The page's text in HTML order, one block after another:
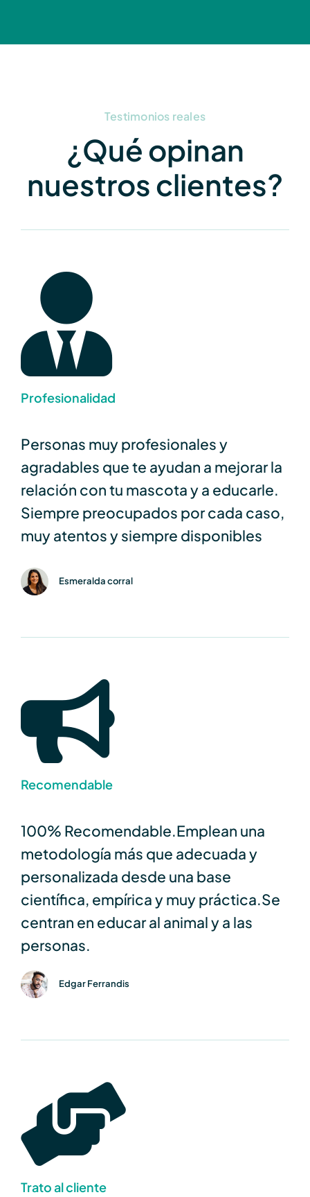
Testimonios reales
¿Qué opinan
nuestros clientes?
Profesionalidad
Personas muy profesionales y
agradables que te ayudan a mejorar la
relación con tu mascota y a educarle.
Siempre preocupados por cada caso,
muy atentos y siempre disponibles
Esmeralda corral
Recomendable
100% Recomendable.Emplean una
metodología más que adecuada y
personalizada desde una base
científica, empírica y muy práctica.Se
centran en educar al animal y a las
personas.
Edgar Ferrandis
Trato al cliente